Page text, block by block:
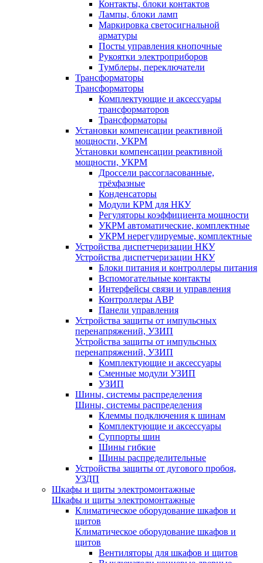
Контакты, блоки контактов
Лампы, блоки ламп
Маркировка светосигнальной
арматуры
Посты управления кнопочные
Рукоятки электроприборов
Тумблеры, переключатели
Трансформаторы
Трансформаторы
Комплектующие и аксессуары
трансформаторов
Трансформаторы
Установки компенсации реактивной
мощности, УКРМ
Установки компенсации реактивной
мощности, УКРМ
Дроссели рассогласованные,
трёхфазные
Конденсаторы
Модули КРМ для НКУ
Регуляторы коэффициента мощности
УКРМ автоматические, комплектные
УКРМ нерегулируемые, комплектные
Устройства диспетчеризации НКУ
Устройства диспетчеризации НКУ
Блоки питания и контроллеры питания
Вспомогательные контакты
Интерфейсы связи и управления
Контроллеры АВР
Панели управления
Устройства защиты от импульсных
перенапряжений, УЗИП
Устройства защиты от импульсных
перенапряжений, УЗИП
Комплектующие и аксессуары
Сменные модули УЗИП
УЗИП
Шины, системы распределения
Шины, системы распределения
Клеммы подключения к шинам
Комплектующие и аксессуары
Суппорты шин
Шины гибкие
Шины распределительные
Устройства защиты от дугового пробоя,
УЗДП
Шкафы и щиты электромонтажные
Шкафы и щиты электромонтажные
Климатическое оборудование шкафов и
щитов
Климатическое оборудование шкафов и
щитов
Вентиляторы для шкафов и щитов